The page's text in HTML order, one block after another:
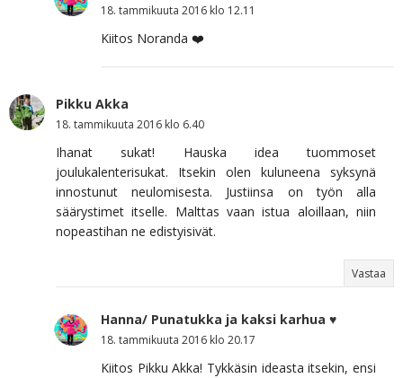
18. tammikuuta 2016 klo 12.11
Kiitos Noranda ❤️
Pikku Akka
18. tammikuuta 2016 klo 6.40
Ihanat sukat! Hauska idea tuommoset
joulukalenterisukat. Itsekin olen kuluneena syksynä
innostunut neulomisesta. Justiinsa on työn alla
säärystimet itselle. Malttas vaan istua aloillaan, niin
nopeastihan ne edistyisivät.
Vastaa
Hanna/ Punatukka ja kaksi karhua ♥
18. tammikuuta 2016 klo 20.17
Kiitos Pikku Akka! Tykkäsin ideasta itsekin, ensi